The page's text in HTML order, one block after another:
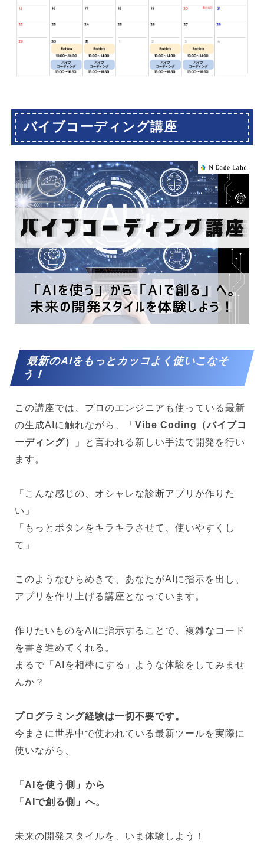
バイブコーディング講座
最新のAIをもっとカッコよく使いこなそ
う！
この講座では、プロのエンジニアも使っている最新
の生成AIに触れながら、「 Vibe Coding（バイブコ
ーディング）
」と言われる新しい手法で開発を行い
ます。
「こんな感じの、オシャレな診断アプリが作りた
い」
「もっとボタンをキラキラさせて、使いやすくし
て」
このようなひらめきで、あなたがAIに指示を出し、
アプリを作り上げる講座となっています。
作りたいものをAIに指示することで、複雑なコード
を書き進めてくれる。
まるで「AIを相棒にする」ような体験をしてみませ
んか？
プログラミング経験は一切不要です。
今まさに世界中で使われている最新ツールを実際に
使いながら、
「AIを使う側」から
「AIで創る側」へ。
未来の開発スタイルを、いま体験しよう！